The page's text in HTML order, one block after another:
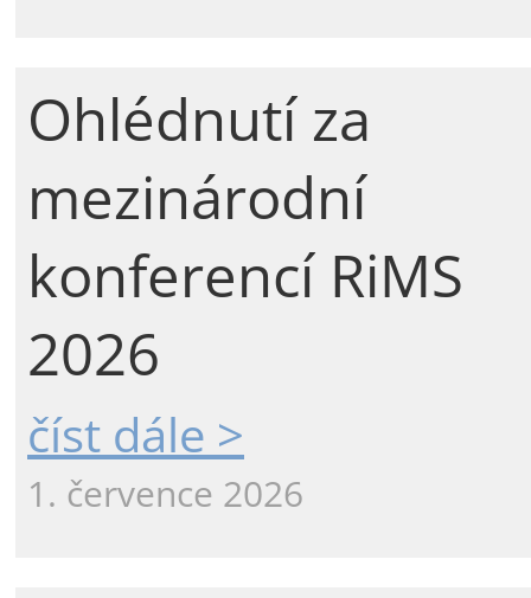
Ohlédnutí za
mezinárodní
konferencí RiMS
2026
číst dále >
1. července 2026